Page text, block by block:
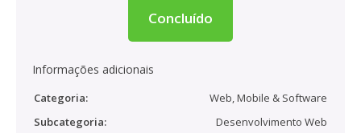
Concluído
Informações adicionais
Categoria:
Web, Mobile & Software
Subcategoria:
Desenvolvimento Web